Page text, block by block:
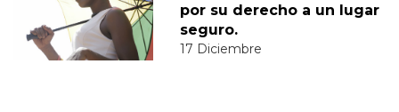
por su derecho a un lugar
seguro.
17 Diciembre